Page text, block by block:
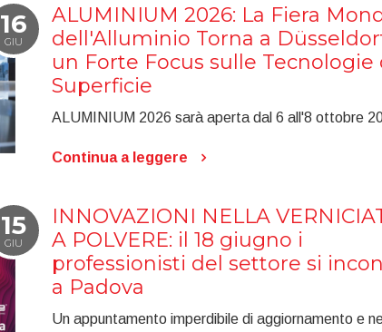
16
GIU
ALUMINIUM 2026: La Fiera
dell'Alluminio Torna a
un Forte Focus sulle Tecnologie
Superficie
ALUMINIUM 2026 sarà aperta dal 6 all'8 ottobre
Continua a leggere
15
GIU
INNOVAZIONI NELLA
A POLVERE: il 18 giugno i
professionisti del settore si
a Padova
Un appuntamento imperdibile di aggiornamento e